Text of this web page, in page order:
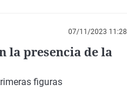
07/11/2023 11:28
la presencia de la
figuras